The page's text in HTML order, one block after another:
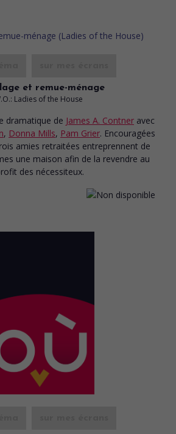
et remue-ménage
Ladies of the House
dramatique de James A. Contner avec
, Donna Mills, Pam Grier. Encouragées
amies retraitées entreprennent de
une maison afin de la revendre au
des nécessiteux.